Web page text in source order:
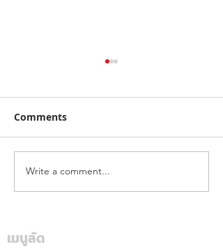
ฮุนไดขนทัพครบไลน์อัพลง
สนาม ส่งแคมเปญ
Deal On” ร่วมเชียร์ไทย
Comments
Write a comment...
เมนูลัด